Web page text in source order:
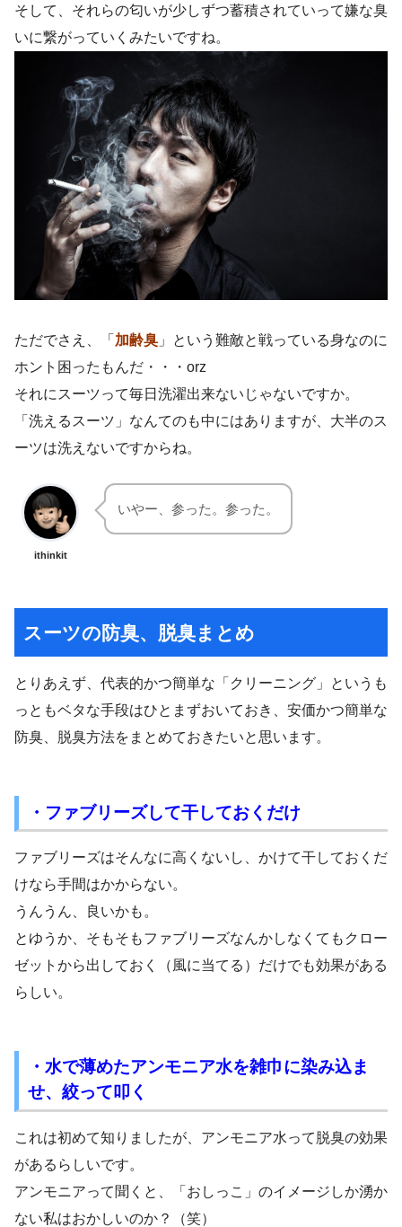
そして、それらの匂いが少しずつ蓄積されていって嫌な臭
いに繋がっていくみたいですね。
ただでさえ、「 加齢臭 」という難敵と戦っている身なのに
ホント困ったもんだ・・・orz
それにスーツって毎日洗濯出来ないじゃないですか。
「洗えるスーツ」なんてのも中にはありますが、大半のス
ーツは洗えないですからね。
ithinkit
いやー、参った。参った。
スーツの防臭、脱臭まとめ
とりあえず、代表的かつ簡単な「クリーニング」というも
っともベタな手段はひとまずおいておき、安価かつ簡単な
防臭、脱臭方法をまとめておきたいと思います。
・ファブリーズして干しておくだけ
ファブリーズはそんなに高くないし、かけて干しておくだ
けなら手間はかからない。
うんうん、良いかも。
とゆうか、そもそもファブリーズなんかしなくてもクロー
ゼットから出しておく（風に当てる）だけでも効果がある
らしい。
・水で薄めたアンモニア水を雑巾に染み込ま
せ、絞って叩く
これは初めて知りましたが、アンモニア水って脱臭の効果
があるらしいです。
アンモニアって聞くと、「おしっこ」のイメージしか湧か
ない私はおかしいのか？（笑）